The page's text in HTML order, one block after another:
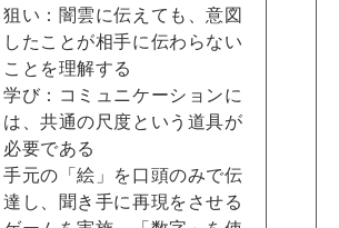
狙い：闇雲に伝えても、意図
したことが相手に伝わらない
ことを理解する
学び：コミュニケーションに
は、共通の尺度という道具が
必要である
手元の「絵」を口頭のみで伝
達し、聞き手に再現をさせる